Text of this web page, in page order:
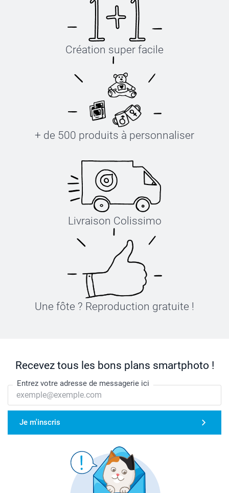
Création super facile
+ de 500 produits à personnaliser
Livraison Colissimo
Une fôte ? Reproduction gratuite !
Recevez tous les bons plans smartphoto !
Entrez votre adresse de messagerie ici
Je m'inscris